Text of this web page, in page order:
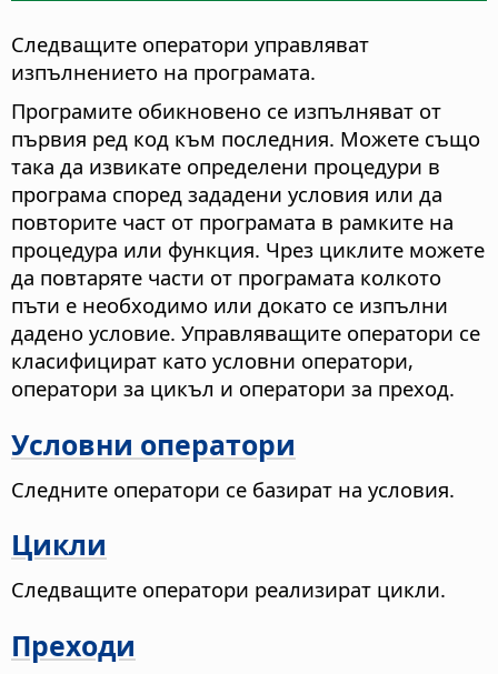
Следващите оператори управляват
изпълнението на програмата.
Програмите обикновено се изпълняват от
първия ред код към последния. Можете също
така да извикате определени процедури в
програма според зададени условия или да
повторите част от програмата в рамките на
процедура или функция. Чрез циклите можете
да повтаряте части от програмата колкото
пъти е необходимо или докато се изпълни
дадено условие. Управляващите оператори се
класифицират като условни оператори,
оператори за цикъл и оператори за преход.
Условни оператори
Следните оператори се базират на условия.
Цикли
Следващите оператори реализират цикли.
Преходи